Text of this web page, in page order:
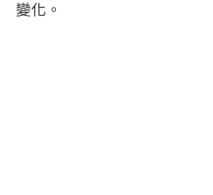
變化。